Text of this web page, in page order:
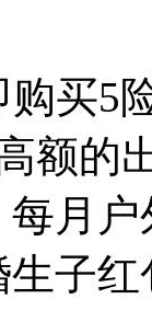
买5
额的
月
子